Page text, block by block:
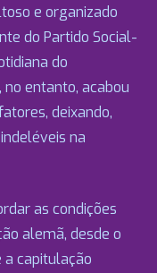
e organizado
do Partido Social-
do
entanto, acabou
deixando,
na
as condições
alemã, desde o
a capitulação